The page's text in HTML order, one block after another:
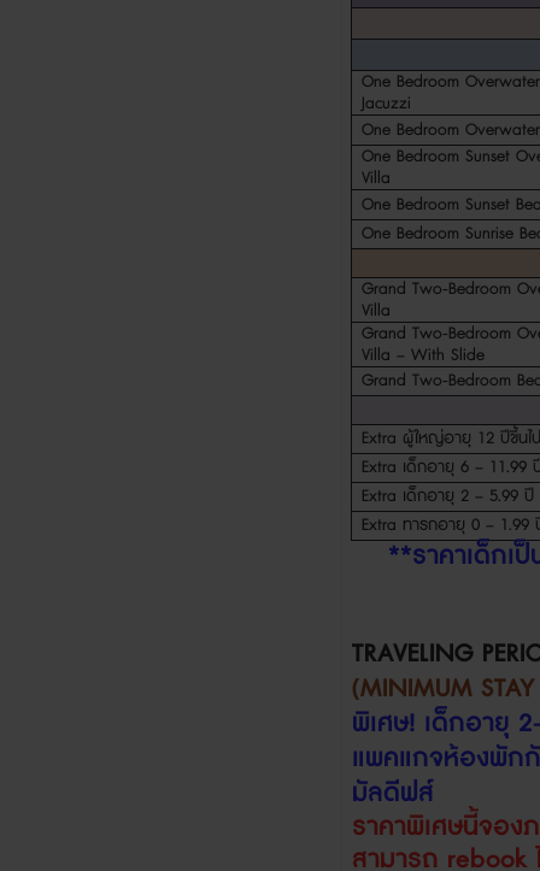
One Bedroom
Jacuzzi
One Bedroom
One Bedroom Sunset
Villa
One Bedroom Sunset
One Bedroom Sunrise
Grand Two-Bedroom
Villa
Grand Two-Bedroom
Villa – With Slide
Grand Two-Bedroom
Extra ผู้ใหญ่อายุ 12 ปีขึ้นไป
Extra เด็กอายุ 6 – 11.99
Extra เด็กอายุ 2 – 5.99 ปี
Extra ทารกอายุ 0 – 1.99
**ราคาเด็กเ
TRAVELING
(MINIMUM
พิเศษ! เด็กอายุ
แพคแกจห้องพั
มัลดีฟส์
ราคาพิเศษนี้จอง
สามารถ rebook